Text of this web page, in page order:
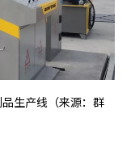
生产线（来源：群